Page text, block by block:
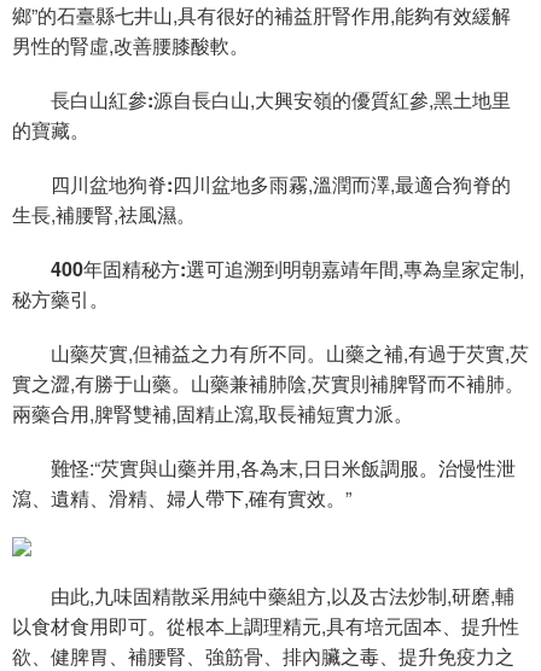
鄉”的石臺縣七井山,具有很好的補益肝腎作用,能夠有效緩解
男性的腎虛,改善腰膝酸軟。
長白山紅參:源自長白山,大興安嶺的優質紅參,黑土地里
的寶藏。
四川盆地狗脊:四川盆地多雨霧,溫潤而澤,最適合狗脊的
生長,補腰腎,祛風濕。
400年固精秘方:選可追溯到明朝嘉靖年間,專為皇家定制,
秘方藥引。
山藥芡實,但補益之力有所不同。山藥之補,有過于芡實,芡
實之澀,有勝于山藥。山藥兼補肺陰,芡實則補脾腎而不補肺。
兩藥合用,脾腎雙補,固精止瀉,取長補短實力派。
難怪:“芡實與山藥并用,各為末,日日米飯調服。治慢性泄
瀉、遺精、滑精、婦人帶下,確有實效。”
由此,九味固精散采用純中藥組方,以及古法炒制,研磨,輔
以食材食用即可。從根本上調理精元,具有培元固本、提升性
欲、健脾胃、補腰腎、強筋骨、排內臟之毒、提升免疫力之